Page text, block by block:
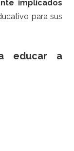
implicados
para sus
educar a